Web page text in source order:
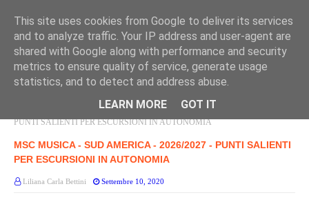
PUNTI SALIENTI PER ESCURSIONI IN AUTONOMIA
MSC MUSICA - SUD AMERICA - 2026/2027 - PUNTI SALIENTI
PER ESCURSIONI IN AUTONOMIA
Liliana Carla Bettini Settembre 10, 2020
This site uses cookies from Google to deliver its services
and to analyze traffic. Your IP address and user-agent are
shared with Google along with performance and security
metrics to ensure quality of service, generate usage
statistics, and to detect and address abuse.
LEARN MORE
GOT IT